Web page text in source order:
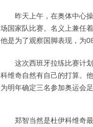
昨天上午，在奥体中心操
场国家队比赛。名义上兼任
他是为了观察国脚表现，为
这次西班牙拉练比赛计划
科维奇自然有自己的打算。
为明年确定三名参加奥运会
郑智当然是杜伊科维奇最